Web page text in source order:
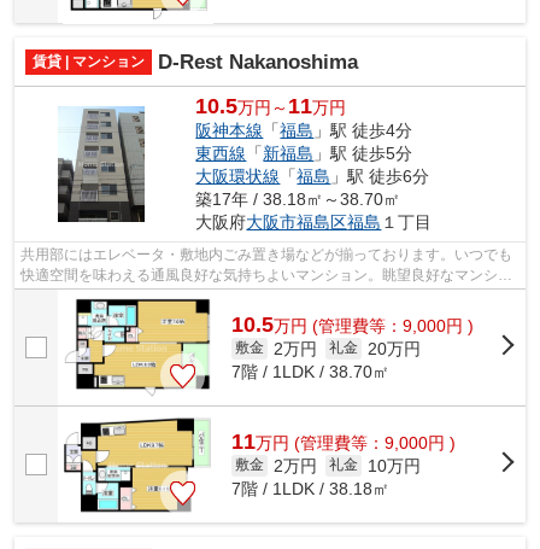
賃貸 | マンション D-Rest Nakanoshima
10.5万円～ 11万円
阪神本線 「福島 」駅 徒歩4分
東西線 「新福島 」駅 徒歩5分
大阪環状線 「福島 」駅 徒歩6分
築17年 / 38.18㎡～38.70㎡
大阪府大阪市福島区福島 １丁目
共用部にはエレベータ・敷地内ごみ置き場などが揃っております。いつでも
快適空間を味わえる通風良好な気持ちよいマンション。眺望良好なマンショ
ンです。日頃から電車をよく利用する...
10.5万円 (管理費等：9,000円 )
敷金 2万円 礼金
20万円
7階 / 1LDK / 38.70㎡
11万円 (管理費等：9,000円 )
敷金 2万円 礼金
10万円
7階 / 1LDK / 38.18㎡